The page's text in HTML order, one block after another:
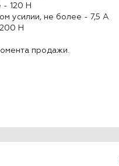
- 120 Н
усилии, не более - 7,5 А
Н
продажи.